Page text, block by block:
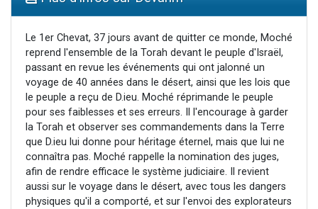
Il reste 49 places pour étudier en groupe sur Zoom
Nathaniel vient de donner son Maasser
6 personnes viennent de faire un don pour 5 enfants déjà orphelins risquent de perdre leur maman
Le 1er Chevat, 37 jours avant de quitter ce monde, Moché
reprend l'ensemble de la Torah devant le peuple d'Israël,
passant en revue les événements qui ont jalonné un
voyage de 40 années dans le désert, ainsi que les lois que
le peuple a reçu de D.ieu. Moché réprimande le peuple
pour ses faiblesses et ses erreurs. Il l'encourage à garder
la Torah et observer ses commandements dans la Terre
que D.ieu lui donne pour héritage éternel, mais que lui ne
connaîtra pas. Moché rappelle la nomination des juges,
afin de rendre efficace le système judiciaire. Il revient
aussi sur le voyage dans le désert, avec tous les dangers
physiques qu'il a comporté, et sur l'envoi des explorateurs